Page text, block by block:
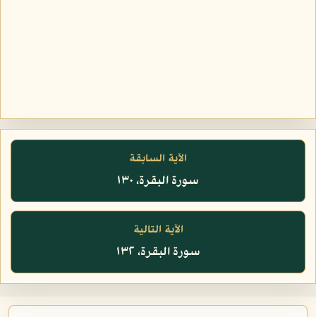
الآية السابقة
سورة البقرة، ١٣٠
الآية التالية
سورة البقرة، ١٣٢